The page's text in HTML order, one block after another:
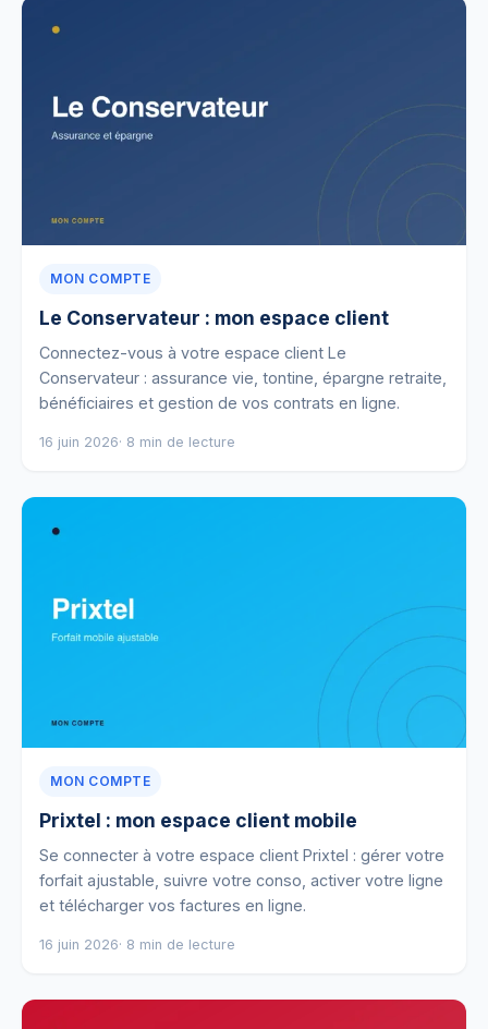
MON COMPTE
Le Conservateur : mon espace client
Connectez-vous à votre espace client Le
Conservateur : assurance vie, tontine, épargne retraite,
bénéficiaires et gestion de vos contrats en ligne.
16 juin 2026· 8 min de lecture
MON COMPTE
Prixtel : mon espace client mobile
Se connecter à votre espace client Prixtel : gérer votre
forfait ajustable, suivre votre conso, activer votre ligne
et télécharger vos factures en ligne.
16 juin 2026· 8 min de lecture